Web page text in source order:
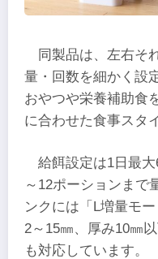
同製品は、左右そ
量・回数を細かく設
おやつや栄養補助食
に合わせた食事スタ
給餌設定は1日最
～12ポーションまで
ンクには「L増量モ
2～15㎜、厚み10㎜
も対応しています。